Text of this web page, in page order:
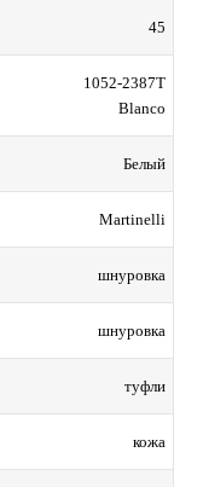
45
1052-2387T
Blanco
Белый
Martinelli
шнуровка
шнуровка
туфли
кожа